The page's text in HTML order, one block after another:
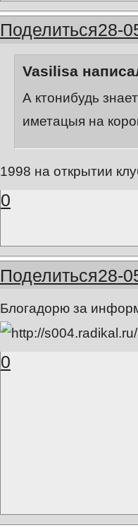
Поделиться28-
Vasilisa
А ктонибудь
иметацыя на
1998 на открытии
0
Поделиться28-
Блогадорю за
0